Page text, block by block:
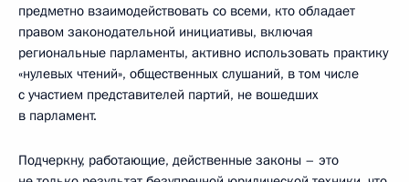
предметно взаимодействовать со всеми, кто обладает
правом законодательной инициативы, включая
региональные парламенты, активно использовать практику
«нулевых чтений», общественных слушаний, в том числе
с участием представителей партий, не вошедших
в парламент.
Подчеркну, работающие, действенные законы – это